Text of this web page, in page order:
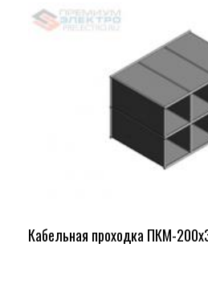
Кабельная проходка ПКМ-